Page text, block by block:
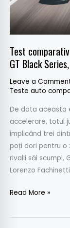
Test
GT Black
Leave a
Teste auto
De data aceasta
accelerare, totul
implicând trei
poți dori pentru o
rivalii săi scumpi,
Lorenzo
GT
Black
Series,
Huracan
STO
Read More »